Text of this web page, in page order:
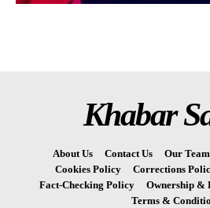
Khabar
About Us Contact Us Our Team
Cookies Policy
Corrections
Fact-Checking Policy
Ownership &
Terms &